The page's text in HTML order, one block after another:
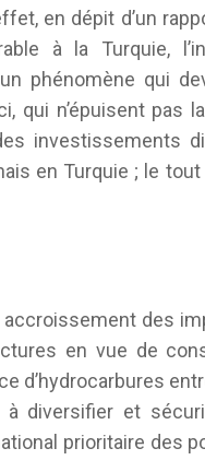
en dépit d’un
à la Turquie,
phénomène qui
qui n’épuisent pas
investissements
en Turquie ; le
des
en vue de
d’hydrocarbures
diversifier et
prioritaire des